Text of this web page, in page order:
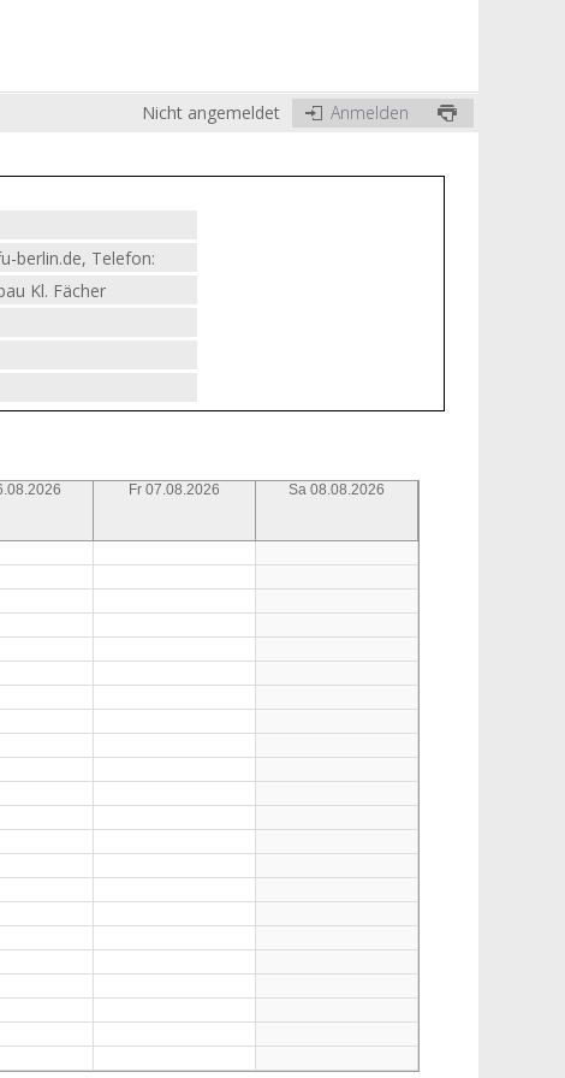
Nicht angemeldet Anmelden
berlin.de, Telefon:
Kl. Fächer
Fr 07.08.2026 Sa 08.08.2026